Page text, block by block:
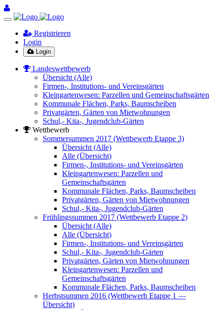
Registrieren
Login
Login
Landeswettbewerb
Übersicht (Alle)
Firmen-, Institutions- und Vereinsgärten
Kleingartenwesen: Parzellen und Gemeinschaftsgärten
Kommunale Flächen, Parks, Baumscheiben
Privatgärten, Gärten von Mietwohnungen
Schul,- Kita-, Jugendclub-Gärten
Wettbewerb
Sommersummen 2017 (Wettbewerb Etappe 3)
Übersicht (Alle)
Alle (Übersicht)
Firmen-, Institutions- und Vereinsgärten
Kleingartenwesen: Parzellen und
Gemeinschaftsgärten
Kommunale Flächen, Parks, Baumscheiben
Privatgärten, Gärten von Mietwohnungen
Schul,- Kita-, Jugendclub-Gärten
Frühlingssummen 2017 (Wettbewerb Etappe 2)
Übersicht (Alle)
Alle (Übersicht)
Firmen-, Institutions- und Vereinsgärten
Schul,- Kita-, Jugendclub-Gärten
Privatgärten, Gärten von Mietwohnungen
Kleingartenwesen: Parzellen und
Gemeinschaftsgärten
Kommunale Flächen, Parks, Baumscheiben
Herbstsummen 2016 (Wettbewerb Etappe 1 —
Übersicht)